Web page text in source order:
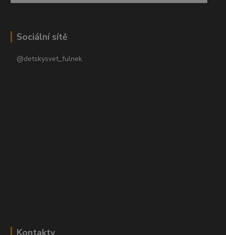
Sociální sítě
@detskysvet_fulnek
Kontakty